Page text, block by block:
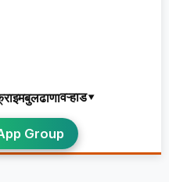
बुलढाणावऱ्हाड▾
Group